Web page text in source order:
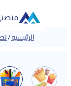
منصتي
الرئيسيه/ تصفح